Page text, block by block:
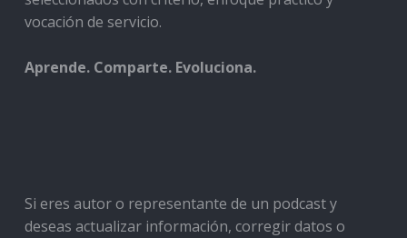
vocación de servicio.
Aprende. Comparte. Evoluciona.
Si eres autor o representante de un podcast y
deseas actualizar información, corregir datos o